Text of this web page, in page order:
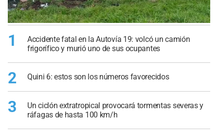
1
Accidente fatal en la Autovía 19: volcó un camión
frigorífico y murió uno de sus ocupantes
2 Quini 6: estos son los números favorecidos
3
Un ciclón extratropical provocará tormentas severas y
ráfagas de hasta 100 km/h